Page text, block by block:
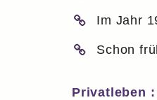
Im Jahr
Schon
Privatleben :